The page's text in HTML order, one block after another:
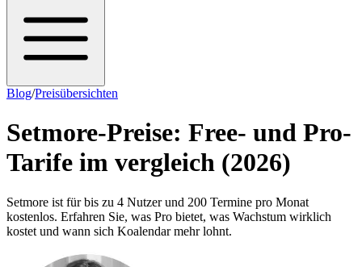
Blog/Preisübersichten
Setmore-Preise: Free- und Pro-
Tarife im vergleich (2026)
Setmore ist für bis zu 4 Nutzer und 200 Termine pro Monat
kostenlos. Erfahren Sie, was Pro bietet, was Wachstum wirklich
kostet und wann sich Koalendar mehr lohnt.